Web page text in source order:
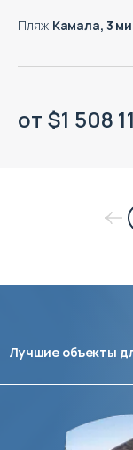
Пляж:Камала, 3
от $1 508
Лучшие объекты